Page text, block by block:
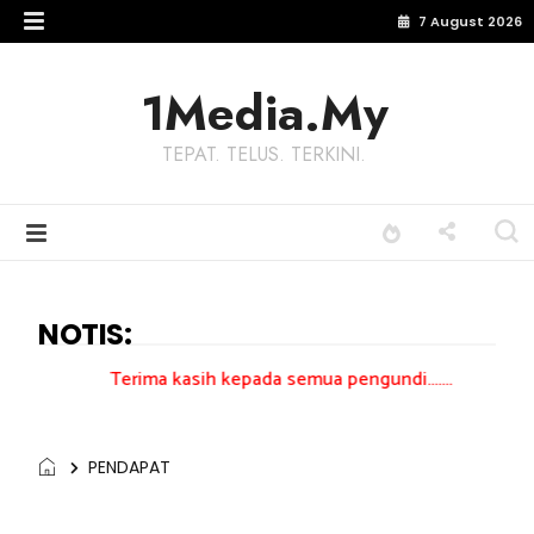
7 August 2026
1Media.My
TEPAT. TELUS. TERKINI.
NOTIS:
kasih kepada semua pengundi.......
PENDAPAT